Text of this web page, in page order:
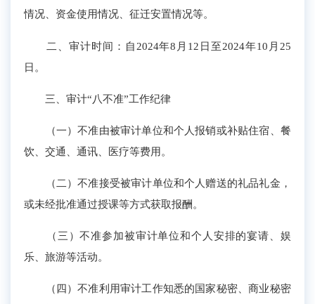
情况
资金使用情况 、征迁安置情况等。
二、审计时间： 自2024年8 月 12 日至2024年10 月 25
日 。
三、审计“八不准”工作纪律
（一）不准由被审计单位和个人报销或补贴住宿、餐
饮、交通、通讯、医疗等费用。
（二）不准接受被审计单位和个人赠送的礼品礼金，
或未经批准通过授课等方式获取报酬。
（三）不准参加被审计单位和个人安排的宴请、娱
乐、旅游等活动。
（四）不准利用审计工作知悉的国家秘密、商业秘密